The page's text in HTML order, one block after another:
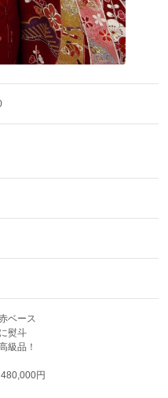
ベース
熨斗
級品！
円